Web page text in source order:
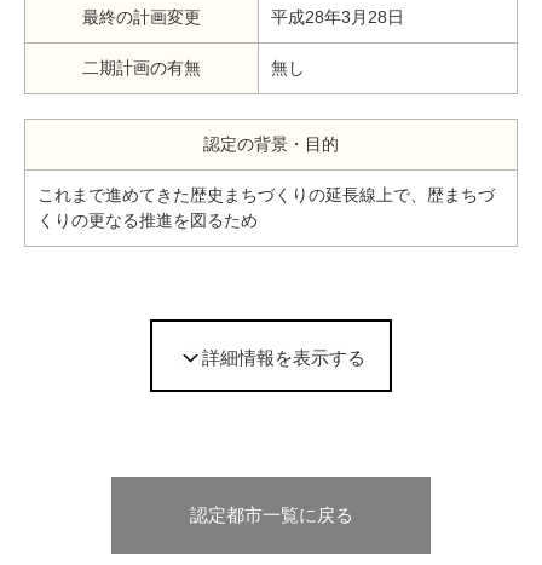
最終の計画変更 平成28年3月28日
二期計画の有無 無し
認定の背景・目的
これまで進めてきた歴史まちづくりの延長線上で、歴まちづ
くりの更なる推進を図るため
詳細情報を表示する
認定都市一覧に戻る